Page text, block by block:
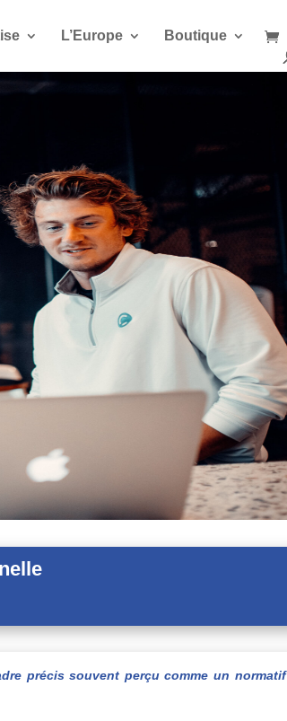
L’Europe Boutique
précis souvent perçu comme un normatif